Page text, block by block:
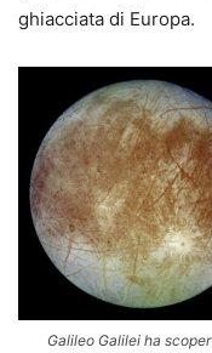
ghiacciata di Europa.
Galileo Galilei ha